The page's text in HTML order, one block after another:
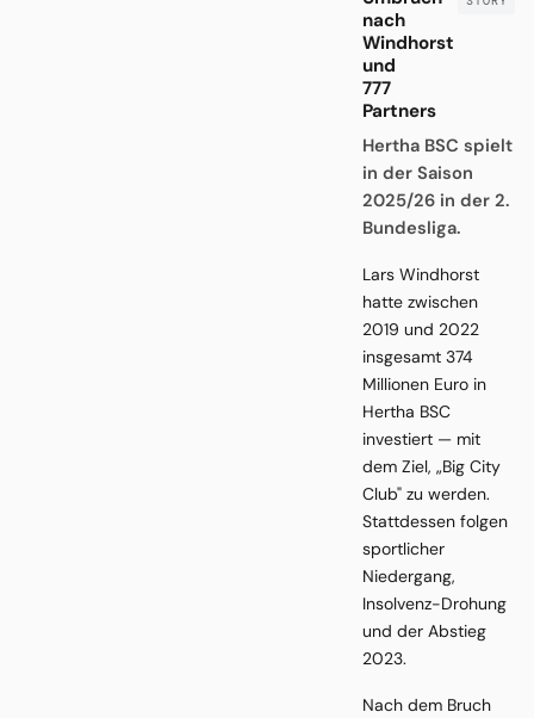
nach
Windhorst
und
777
Partners
Hertha BSC spielt
in der Saison
2025/26 in der 2.
Bundesliga.
Lars Windhorst
hatte zwischen
2019 und 2022
insgesamt 374
Millionen Euro in
Hertha BSC
investiert — mit
dem Ziel, „Big City
Club" zu werden.
Stattdessen folgen
sportlicher
Niedergang,
Insolvenz-Drohung
und der Abstieg
2023.
Nach dem Bruch